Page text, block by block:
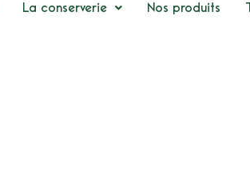
La conserverie Nos produits